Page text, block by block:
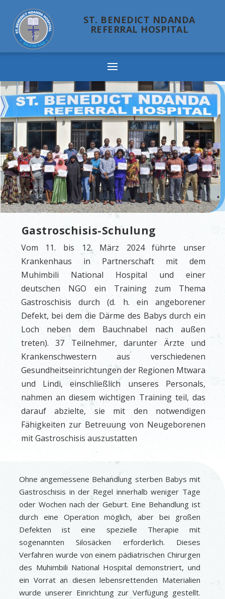
ST. BENEDICT NDANDA
REFERRAL HOSPITAL
Gastroschisis-Schulung
Vom 11. bis 12. März 2024 führte unser
Krankenhaus in Partnerschaft mit dem
Muhimbili National Hospital und einer
deutschen NGO ein Training zum Thema
Gastroschisis durch (d. h. ein angeborener
Defekt, bei dem die Därme des Babys durch ein
Loch neben dem Bauchnabel nach außen
treten). 37 Teilnehmer, darunter Ärzte und
Krankenschwestern aus verschiedenen
Gesundheitseinrichtungen der Regionen Mtwara
und Lindi, einschließlich unseres Personals,
nahmen an diesem wichtigen Training teil, das
darauf abzielte, sie mit den notwendigen
Fähigkeiten zur Betreuung von Neugeborenen
mit Gastroschisis auszustatten
Ohne angemessene Behandlung sterben Babys mit
Gastroschisis in der Regel innerhalb weniger Tage
oder Wochen nach der Geburt. Eine Behandlung ist
durch eine Operation möglich, aber bei großen
Defekten ist eine spezielle Therapie mit
sogenannten Silosäcken erforderlich. Dieses
Verfahren wurde von einem pädiatrischen Chirurgen
des Muhimbili National Hospital demonstriert, und
ein Vorrat an diesen lebensrettenden Materialien
wurde unserer Einrichtung zur Verfügung gestellt.